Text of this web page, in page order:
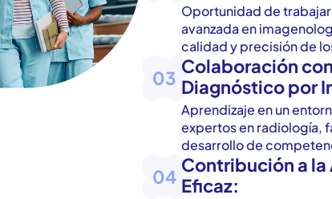
Oportunidad de
avanzada en
calidad y precisión de
03
Colaboración
Diagnóstico por
Aprendizaje en un
expertos en radiología,
desarrollo de
04
Contribución a
Eficaz: